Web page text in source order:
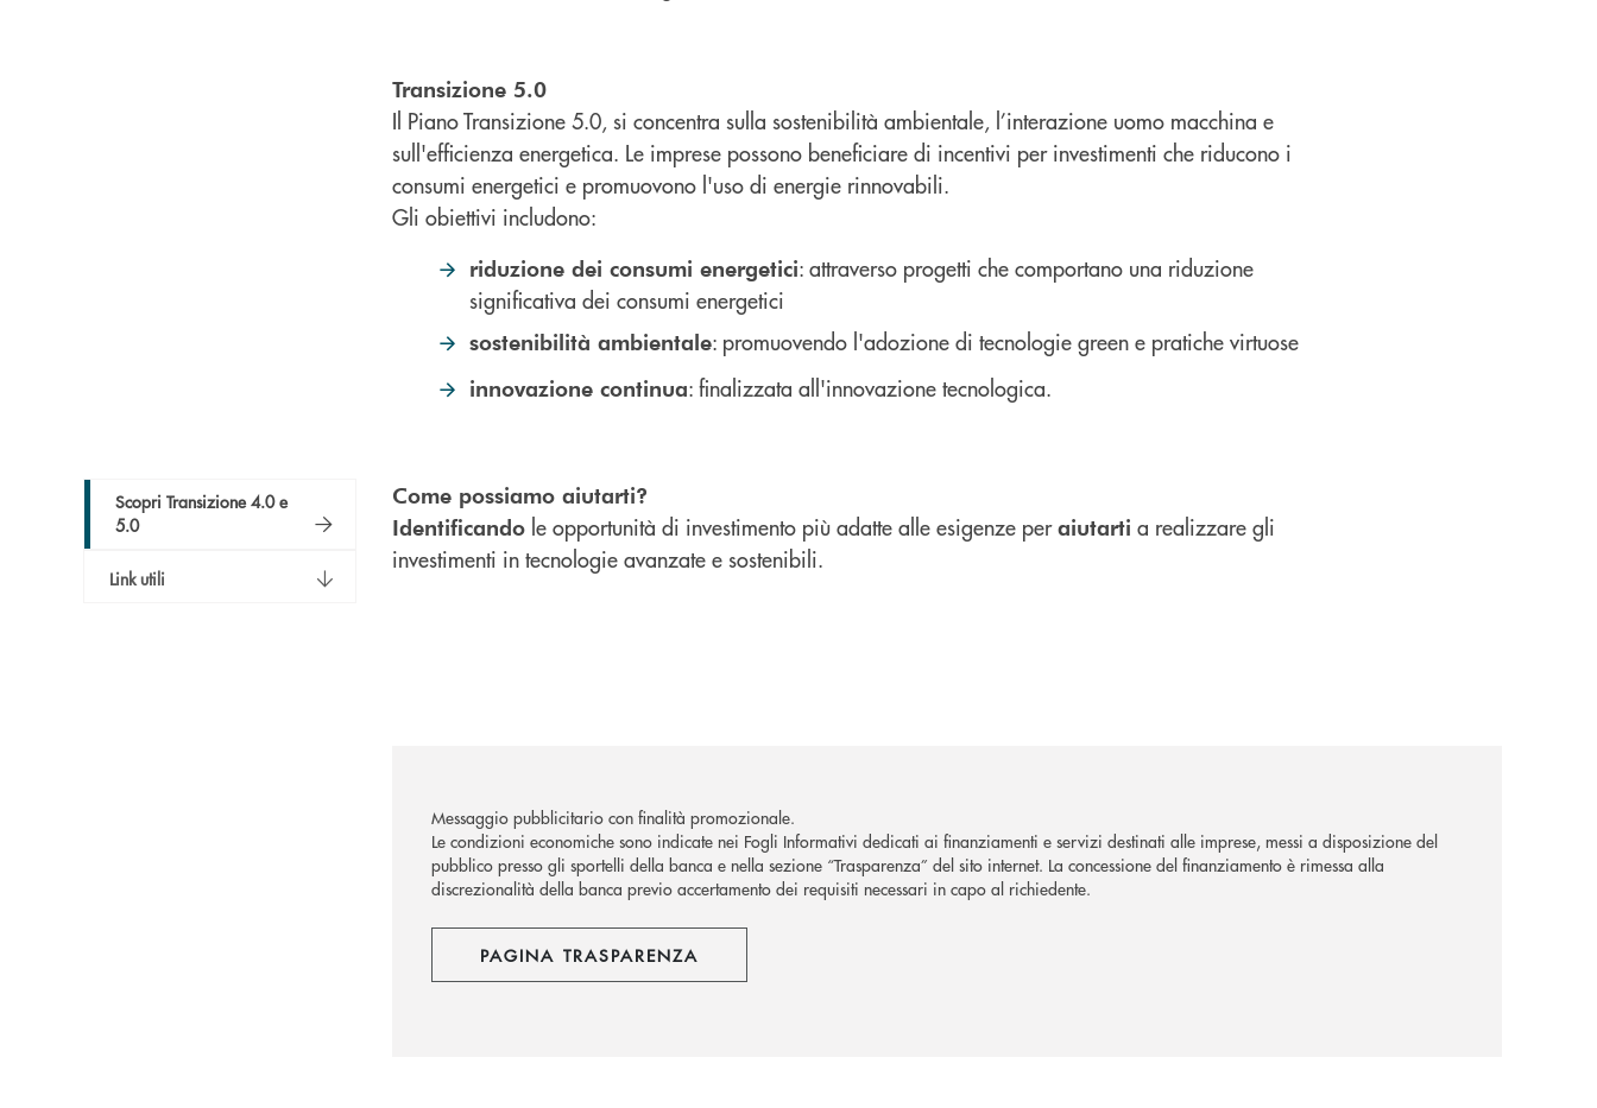
Scopri Transizione 4.0 e
5.0
Link utili
Transizione 5.0
Il Piano Transizione 5.0, si concentra sulla sostenibilità ambientale, l’interazione uomo macchina e
sull'efficienza energetica. Le imprese possono beneficiare di incentivi per investimenti che riducono i
consumi energetici e promuovono l'uso di energie rinnovabili.
Gli obiettivi includono:
riduzione dei consumi energetici: attraverso progetti che comportano una riduzione
significativa dei consumi energetici
sostenibilità ambientale: promuovendo l'adozione di tecnologie green e pratiche virtuose
innovazione continua: finalizzata all'innovazione tecnologica.
Come possiamo aiutarti?
Identificando le opportunità di investimento più adatte alle esigenze peraiutarti a realizzare gli
investimenti in tecnologie avanzate e sostenibili.
Messaggio pubblicitario con finalità promozionale.
Le condizioni economiche sono indicate nei Fogli Informativi dedicati ai finanziamenti e servizi destinati alle imprese, messi a disposizione del
pubblico presso gli sportelli della banca e nella sezione “Trasparenza” del sito internet. La concessione del finanziamento è rimessa alla
discrezionalità della banca previo accertamento dei requisiti necessari in capo al richiedente.
PAGINA TRASPARENZA